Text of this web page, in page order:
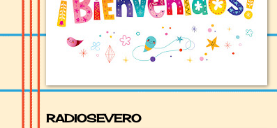
RADIOSEVERO